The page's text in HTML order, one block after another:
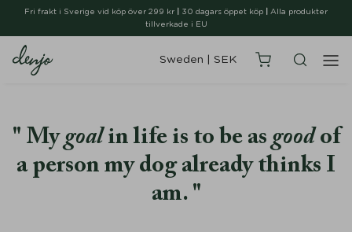
Fri frakt i Sverige vid köp över 299 kr 30 dagars öppet köp
Alla produkter
tillverkade i EU
Sweden SEK
Mygoalin life is to be as goodof
a person my dog already thinks I
am.